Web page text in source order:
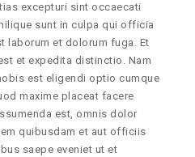
excepturi sint occaecati
sunt in culpa qui officia
laborum et dolorum fuga. Et
et expedita distinctio. Nam
est eligendi optio cumque
maxime placeat facere
est, omnis dolor
quibusdam et aut officiis
saepe eveniet ut et